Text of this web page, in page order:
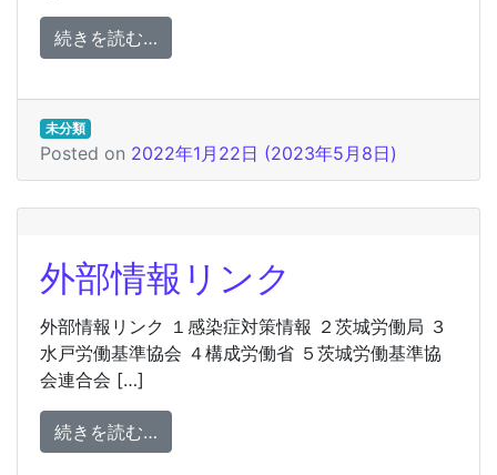
続きを読む…
未分類
Posted on 2022年1月22日 (2023年5月8日)
外部情報リンク
外部情報リンク １感染症対策情報 ２茨城労働局 ３
水戸労働基準協会 ４構成労働省 ５茨城労働基準協
会連合会 […]
続きを読む…